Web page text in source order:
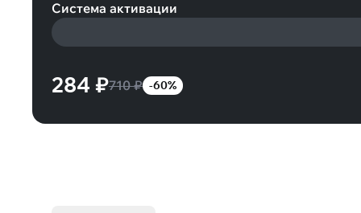
Система активации
284 ₽710 ₽ -60%